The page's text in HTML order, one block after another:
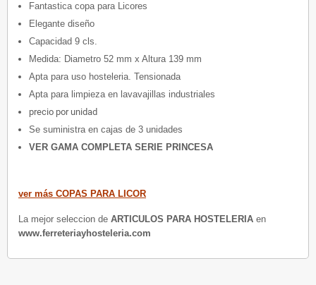
Fantastica copa para Licores
Elegante diseño
Capacidad 9 cls.
Medida: Diametro 52 mm x Altura 139 mm
Apta para uso hosteleria. Tensionada
Apta para limpieza en lavavajillas industriales
precio por unidad
Se suministra en cajas de 3 unidades
VER GAMA COMPLETA SERIE PRINCESA
ver más COPAS PARA LICOR
La mejor seleccion de ARTICULOS PARA HOSTELERIA en
www.ferreteriayhosteleria.com